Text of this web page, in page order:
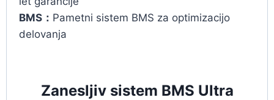
BMS： Pametni sistem BMS za optimizacijo
delovanja
Zanesljiv sistem BMS Ultra